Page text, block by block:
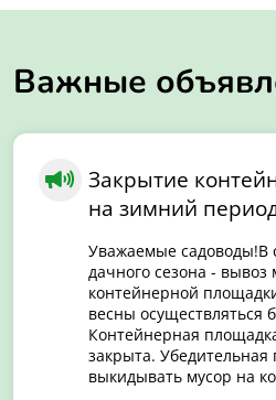
Важные
Закрытие
на зимний
Уважаемые садоводы!В
дачного сезона - вывоз
контейнерной
весны осуществляться
Контейнерная
закрыта. Убедительная
выкидывать мусор на